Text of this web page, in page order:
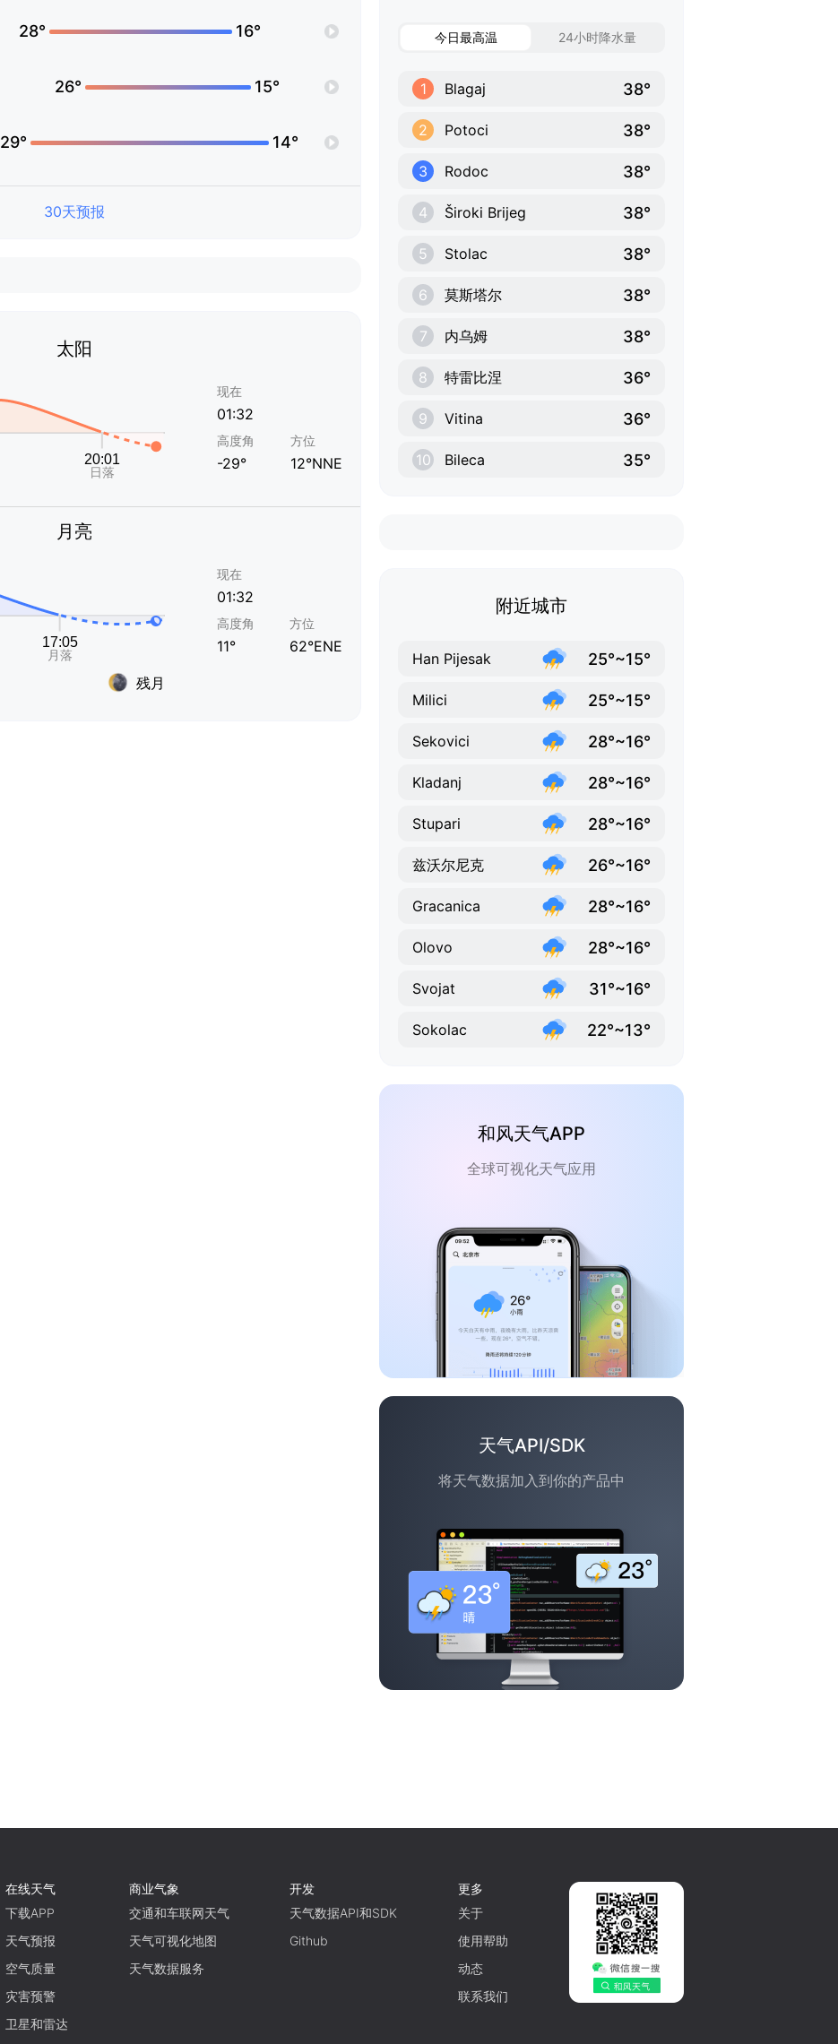
28° 16°
26° 15°
29° 14°
30天预报
太阳
现在
01:32
高度角
-29°
方位
12°NNE
月亮
残月
现在
01:32
高度角
11°
方位
62°ENE
今日最高温 24小时降水量
1 Blagaj 38°
2 Potoci 38°
3 Rodoc 38°
4 Široki Brijeg 38°
5 Stolac 38°
6 莫斯塔尔 38°
7 内乌姆 38°
8 特雷比涅 36°
9 Vitina 36°
10 Bileca 35°
附近城市
Han Pijesak 25°~15°
Milici 25°~15°
Sekovici 28°~16°
Kladanj 28°~16°
Stupari 28°~16°
兹沃尔尼克 26°~16°
Gracanica 28°~16°
Olovo 28°~16°
Svojat 31°~16°
Sokolac 22°~13°
和风天气APP
全球可视化天气应用
天气API/SDK
将天气数据加入到你的产品中
在线天气
下载APP
天气预报
空气质量
灾害预警
卫星和雷达
商业气象
交通和车联网天气
天气可视化地图
天气数据服务
开发
天气数据API和SDK
Github
更多
关于
使用帮助
动态
联系我们